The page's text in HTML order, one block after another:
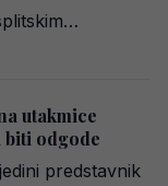
utakmice
biti odgode
predstavnik